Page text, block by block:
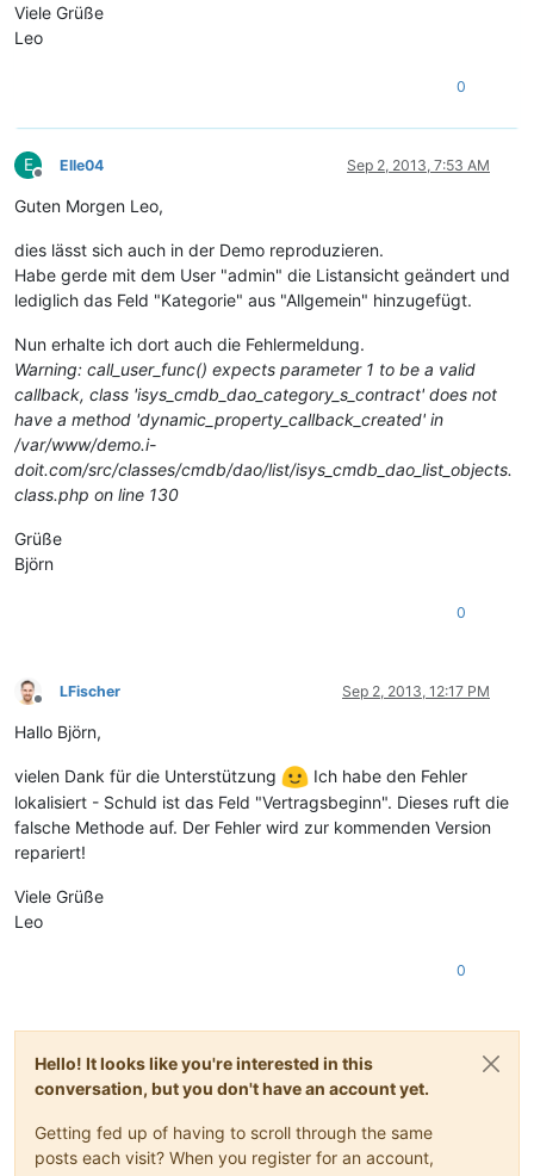
Viele Grüße
Leo
0
E
Offline
Elle04 Sep 2, 2013, 7:53 AM
Guten Morgen Leo,
dies lässt sich auch in der Demo reproduzieren.
Habe gerde mit dem User "admin" die Listansicht geändert und
lediglich das Feld "Kategorie" aus "Allgemein" hinzugefügt.
Nun erhalte ich dort auch die Fehlermeldung.
Warning: call_user_func() expects parameter 1 to be a valid
callback, class 'isys_cmdb_dao_category_s_contract' does not
have a method 'dynamic_property_callback_created' in
/var/www/demo.i-
doit.com/src/classes/cmdb/dao/list/isys_cmdb_dao_list_objects.
class.php on line 130
Grüße
Björn
0
Offline
LFischer Sep 2, 2013, 12:17 PM
Hallo Björn,
vielen Dank für die Unterstützung
Ich habe den Fehler
lokalisiert - Schuld ist das Feld "Vertragsbeginn". Dieses ruft die
falsche Methode auf. Der Fehler wird zur kommenden Version
repariert!
Viele Grüße
Leo
0
Hello! It looks like you're interested in this
conversation, but you don't have an account yet.
Getting fed up of having to scroll through the same
posts each visit? When you register for an account,